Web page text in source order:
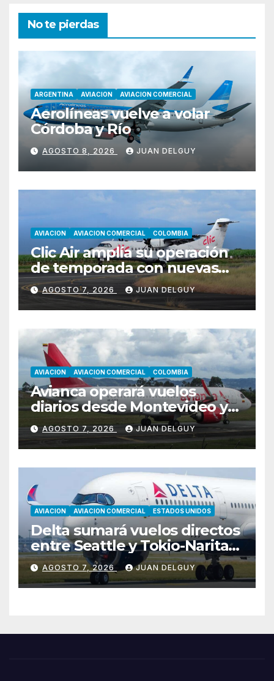
No te pierdas
ARGENTINA AVIACION AVIACION COMERCIAL
Aerolíneas vuelve a volar
Córdoba y Río
AGOSTO 8, 2026 JUAN DELGUY
AVIACION AVIACION COMERCIAL COLOMBIA
Clic Air amplía su operación
de temporada con nuevas
rutas hacia Cartagena y Tolú
AGOSTO 7, 2026 JUAN DELGUY
AVIACION AVIACION COMERCIAL COLOMBIA
Avianca operará vuelos
diarios desde Montevideo y
Asunción hacia Bogotá
AGOSTO 7, 2026 JUAN DELGUY
AVIACION AVIACION COMERCIAL ESTADOS UNIDOS
Delta sumará vuelos directos
entre Seattle y Tokio-Narita
desde marzo de 2027
AGOSTO 7, 2026 JUAN DELGUY